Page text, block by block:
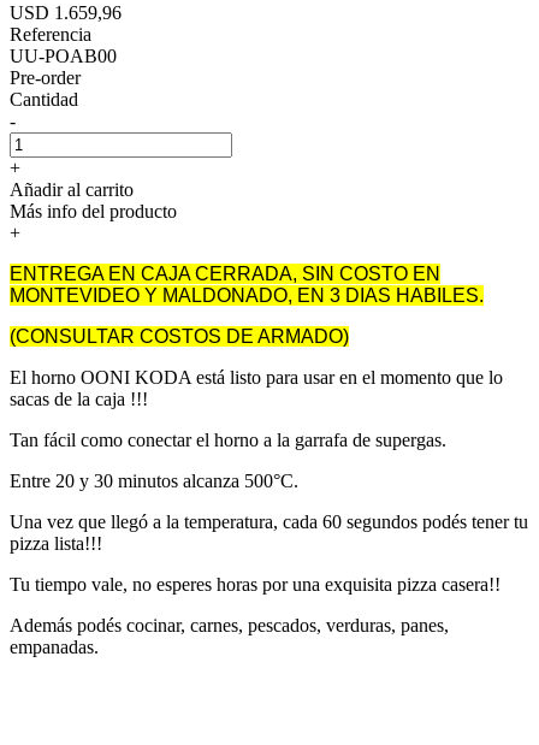
USD 1.659,96
Referencia
UU-POAB00
Pre-order
Cantidad
-
+
Añadir al carrito
Más info del producto
+
ENTREGA EN CAJA CERRADA, SIN COSTO EN
MONTEVIDEO Y MALDONADO, EN 3 DIAS HABILES.
(CONSULTAR COSTOS DE ARMADO)
El horno OONI KODA está listo para usar en el momento que lo
sacas de la caja !!!
Tan fácil como conectar el horno a la garrafa de supergas.
Entre 20 y 30 minutos alcanza 500°C.
Una vez que llegó a la temperatura, cada 60 segundos podés tener tu
pizza lista!!!
Tu tiempo vale, no esperes horas por una exquisita pizza casera!!
Además podés cocinar, carnes, pescados, verduras, panes,
empanadas.